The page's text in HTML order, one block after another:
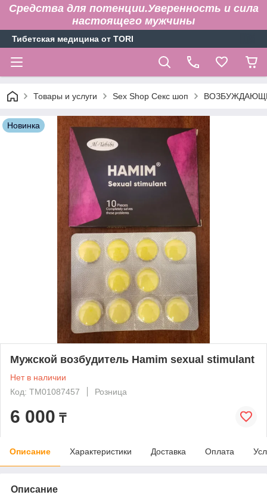
Средства для потенции.Уверенность и сила
настоящего мужчины
Тибетская медицина от TORI
Товары и услуги Sex Shop Секс шоп
Новинка
Мужской возбудитель Hamim sexual stimulant
Нет в наличии
Код: ТМ01087457
Розница
6 000 ₸
Описание Характеристики Доставка Оплата
Описание